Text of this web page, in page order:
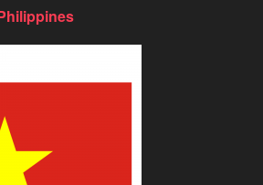
quy
trình